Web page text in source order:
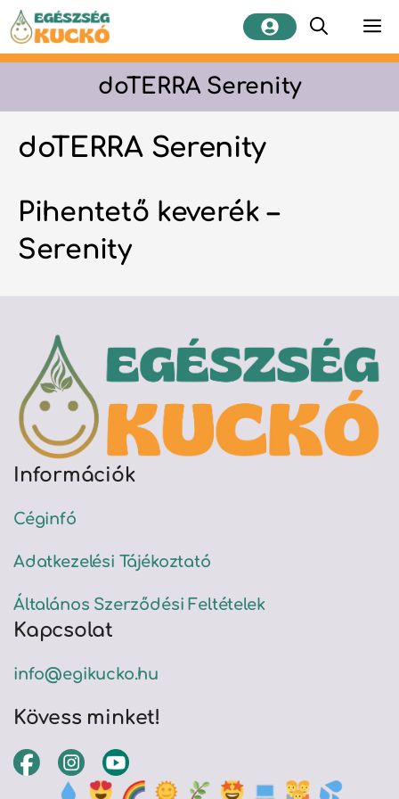
Kilépés
tartalomba
doTERRA Serenity
doTERRA Serenity
Pihentető keverék –
Serenity
Információk
Céginfó
Adatkezelési Tájékoztató
Általános Szerződési Feltételek
Kapcsolat
info@egikucko.hu
Kövess minket!